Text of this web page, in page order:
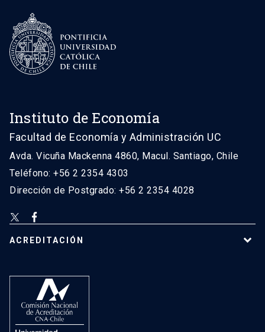
Instituto de Economía
Facultad de Economía y Administración UC
Avda. Vicuña Mackenna 4860, Macul. Santiago, Chile
Teléfono: +56 2 2354 4303
Dirección de Postgrado: +56 2 2354 4028
ACREDITACIÓN